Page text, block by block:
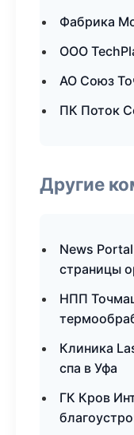
Фабрика
ООО
АО Союз
ПК Поток
Другие
News
страницы
НПП
Клиника
спа в Уфа
ГК Кров